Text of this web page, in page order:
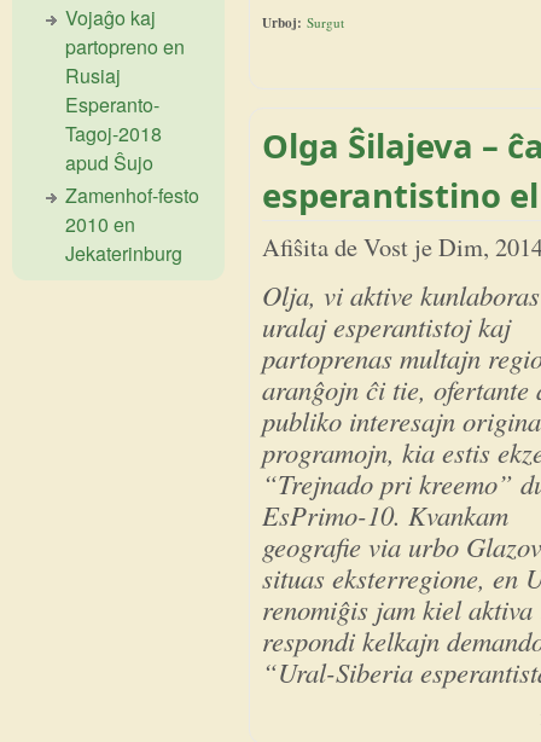
Urboj: Surgut
Olga Ŝilajeva –
esperantistino
Afiŝita deVost jeDim,
Olja, vi aktive
uralaj esperantistoj kaj
partoprenas multajn
aranĝojn ĉi tie, ofertante
publiko interesajn
programojn, kia estis
“Trejnado pri kreemo”
EsPrimo-10. Kvankam
geografie via urbo Glazov
situas eksterregione, en
renomiĝis jam kiel
respondi kelkajn
“Ural-Siberia
Vojaĝo kaj
partopreno en
Rusiaj
Esperanto-
Tagoj-2018
apud Ŝujo
Zamenhof-festo
2010 en
Jekaterinburg